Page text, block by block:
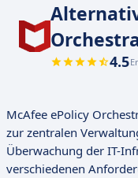
4.5
McAfee ePolicy
zur zentralen
Überwachung der IT-
verschiedenen